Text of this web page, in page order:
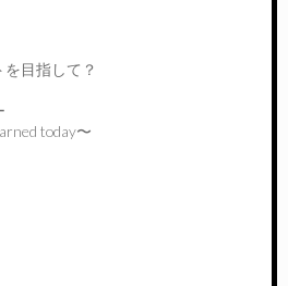
目指して？
today〜